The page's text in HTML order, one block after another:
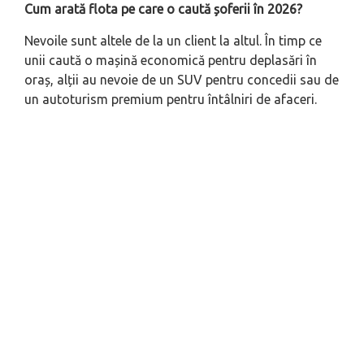
Cum arată flota pe care o caută șoferii în 2026?
Nevoile sunt altele de la un client la altul. În timp ce
unii caută o mașină economică pentru deplasări în
oraș, alții au nevoie de un SUV pentru concedii sau de
un autoturism premium pentru întâlniri de afaceri.